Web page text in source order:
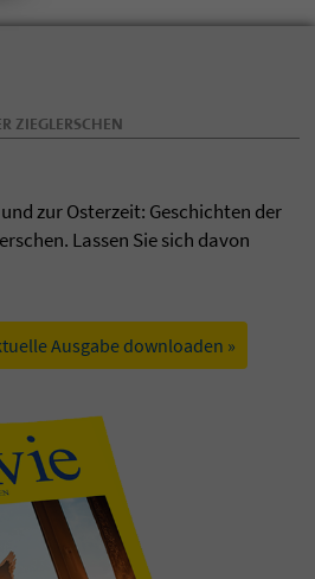
ZIEGLERSCHEN
zur Osterzeit: Geschichten der
Lassen Sie sich davon
Ausgabe downloaden »